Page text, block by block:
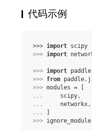
代码示例
>>> import scipy
>>> import
>>> import paddle
>>> from
>>> modules =
...
scipy,
...
networkx,
...
>>> ignore_module